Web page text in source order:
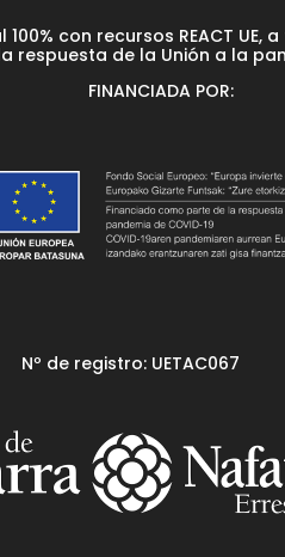
con recursos REACT UE,
respuesta de la Unión a la
FINANCIADA POR:
Nº de registro: UETAC067